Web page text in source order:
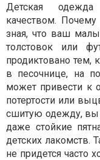
Детская
качеством.
зная, что ваш
толстовок или
продиктовано тем,
в песочнице, на
может привести к
потертости или
сшитую одежду, вы
даже стойкие
детских лакомств.
не придется часто